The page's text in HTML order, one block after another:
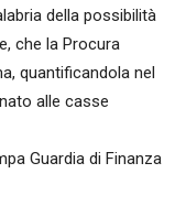
della possibilità
che la Procura
quantificandola nel
alle casse
Guardia di Finanza